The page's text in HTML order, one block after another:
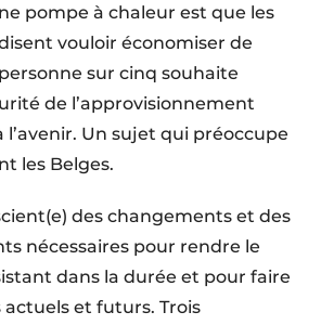
pompe à chaleur est que les
vouloir économiser de
sur cinq souhaite
de l’approvisionnement
Un sujet qui préoccupe
les Belges.
des changements et des
nécessaires pour rendre le
dans la durée et pour faire
et futurs. Trois